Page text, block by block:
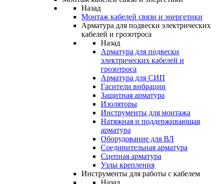
Назад
Монтаж кабелей связи и энергетики
Арматура для подвески электрических
кабелей и грозотроса
Назад
Арматура для подвески
электрических кабелей и
грозотроса
Арматура для СИП
Гасители вибрации
Защитная арматура
Изоляторы
Инструменты для монтажа
Натяжная и поддерживающая
арматура
Оборудование для ВЛ
Соединительная арматура
Сцепная арматура
Узлы крепления
Инструменты для работы с кабелем
Назад